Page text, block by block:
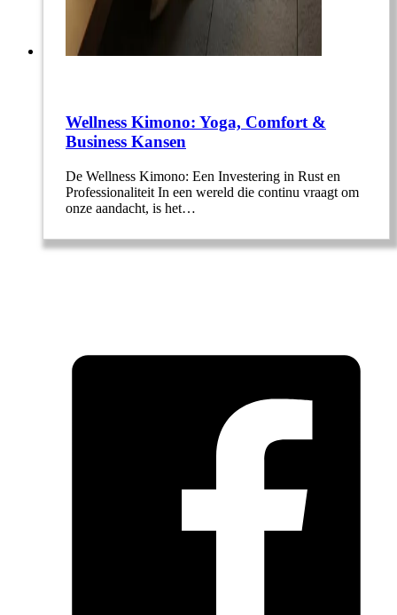
Wellness Kimono: Yoga, Comfort &
Business Kansen
De Wellness Kimono: Een Investering in Rust en
Professionaliteit In een wereld die continu vraagt om
onze aandacht, is het…